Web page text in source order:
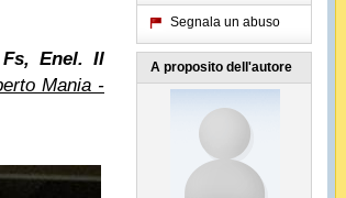
Fs,Enel. Il
Mania -
Segnala un abuso
A proposito dell'autore